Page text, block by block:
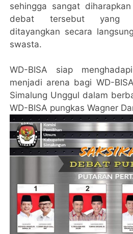
sehingga sangat
debat tersebut yang
ditayangkan secara
swasta.
WD-BISA siap
menjadi arena bagi WD-
Simalung Unggul dalam
WD-BISA pungkas Wagner